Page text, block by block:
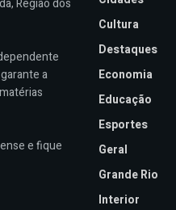
a
e fique
Cultura
Destaques
Economia
Educação
Esportes
Geral
Grande Rio
Interior